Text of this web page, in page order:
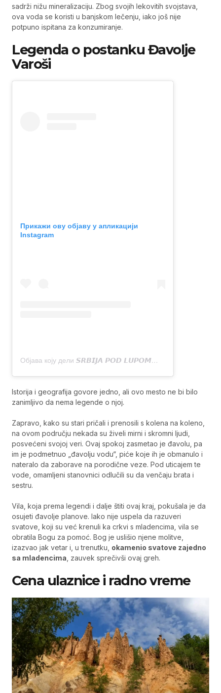
sadrži nižu mineralizaciju. Zbog svojih lekovitih svojstava,
ova voda se koristi u banjskom lečenju, iako još nije
potpuno ispitana za konzumiranje.
Legenda o postanku Đavolje
Varoši
Прикажи ову објаву у апликацији
Instagram
Објава коју дели 𝙎𝙍𝘽𝙄𝙅𝘼 𝙋𝙊𝘿 𝙇𝙐𝙋𝙊𝙈
Istorija i geografija govore jedno, ali ovo mesto ne bi bilo
zanimljivo da nema legende o njoj.
Zapravo, kako su stari pričali i prenosili s kolena na koleno,
na ovom području nekada su živeli mirni i skromni ljudi,
posvećeni svojoj veri. Ovaj spokoj zasmetao je đavolu, pa
im je podmetnuo „đavolju vodu“, piće koje ih je obmanulo i
nateralo da zaborave na porodične veze. Pod uticajem te
vode, omamljeni stanovnici odlučili su da venčaju brata i
sestru.
Vila, koja prema legendi i dalje štiti ovaj kraj, pokušala je da
osujeti đavolje planove. Iako nije uspela da razuveri
svatove, koji su već krenuli ka crkvi s mladencima, vila se
obratila Bogu za pomoć. Bog je uslišio njene molitve,
izazvao jak vetar i, u trenutku, okamenio svatove zajedno
sa mladencima , zauvek sprečivši ovaj greh.
Cena ulaznice i radno vreme